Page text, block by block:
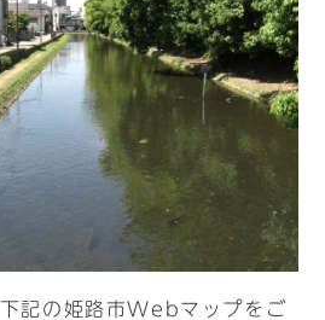
記の姫路市Webマップをご